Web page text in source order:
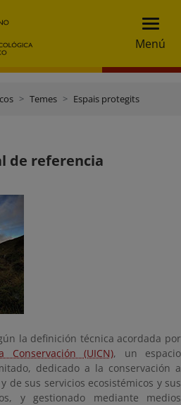
Menú
Temes Espais protegits
de referencia
la definición técnica acordada por
(UICN), un espacio
dedicado a la conservación a
de sus servicios ecosistémicos y sus
y gestionado mediante medios